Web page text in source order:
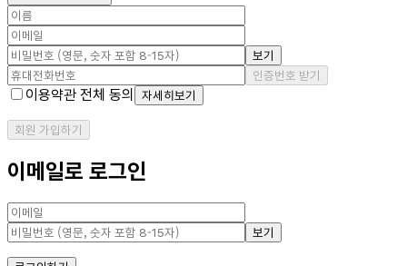
보기
인증번호 받기
이용약관 전체 동의 자세히보기
회원 가입하기
이메일로 로그인
보기